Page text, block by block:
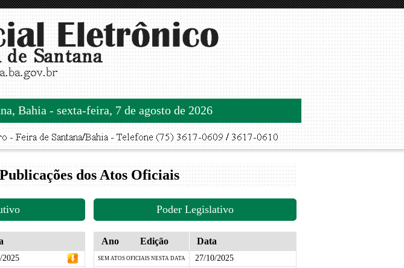
Bahia - sexta-feira, 7 de agosto de 2026
dos Atos Oficiais
Poder Legislativo
2025
Ano Edição Data
SEM ATOS OFICIAIS NESTA DATA 27/10/2025